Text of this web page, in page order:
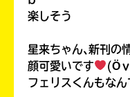
楽しそう
星来ちゃん､新刊の
顔可愛いです
(Ӧ
フェリスくんもな